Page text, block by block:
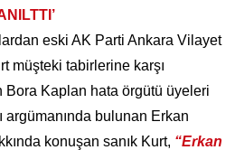
eski AK Parti Ankara Vilayet
müşteki tabirlerine karşı
Bora Kaplan hata örgütü üyeleri
argümanında bulunan Erkan
konuşan sanık Kurt, “Erkan